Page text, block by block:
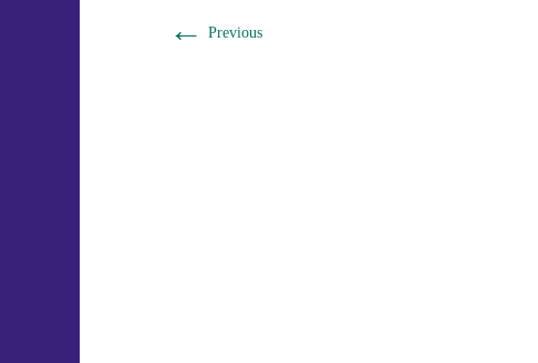
← Previous